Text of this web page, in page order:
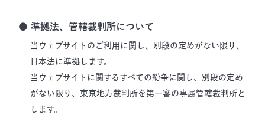
● 準拠法、管轄裁判所について
当ウェブサイトのご利用に関し、別段の定めがない限り、
日本法に準拠します。
当ウェブサイトに関するすべての紛争に関し、別段の定め
がない限り、東京地方裁判所を第一審の専属管轄裁判所と
します。